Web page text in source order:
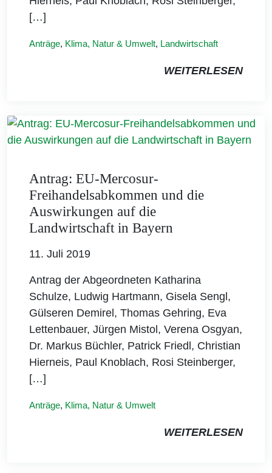
[…]
Anträge, Klima, Natur & Umwelt, Landwirtschaft
WEITERLESEN
Antrag: EU-Mercosur-
Freihandelsabkommen und die
Auswirkungen auf die
Landwirtschaft in Bayern
11. Juli 2019
Antrag der Abgeordneten Katharina
Schulze, Ludwig Hartmann, Gisela Sengl,
Gülseren Demirel, Thomas Gehring, Eva
Lettenbauer, Jürgen Mistol, Verena Osgyan,
Dr. Markus Büchler, Patrick Friedl, Christian
Hierneis, Paul Knoblach, Rosi Steinberger,
[…]
Anträge, Klima, Natur & Umwelt
WEITERLESEN